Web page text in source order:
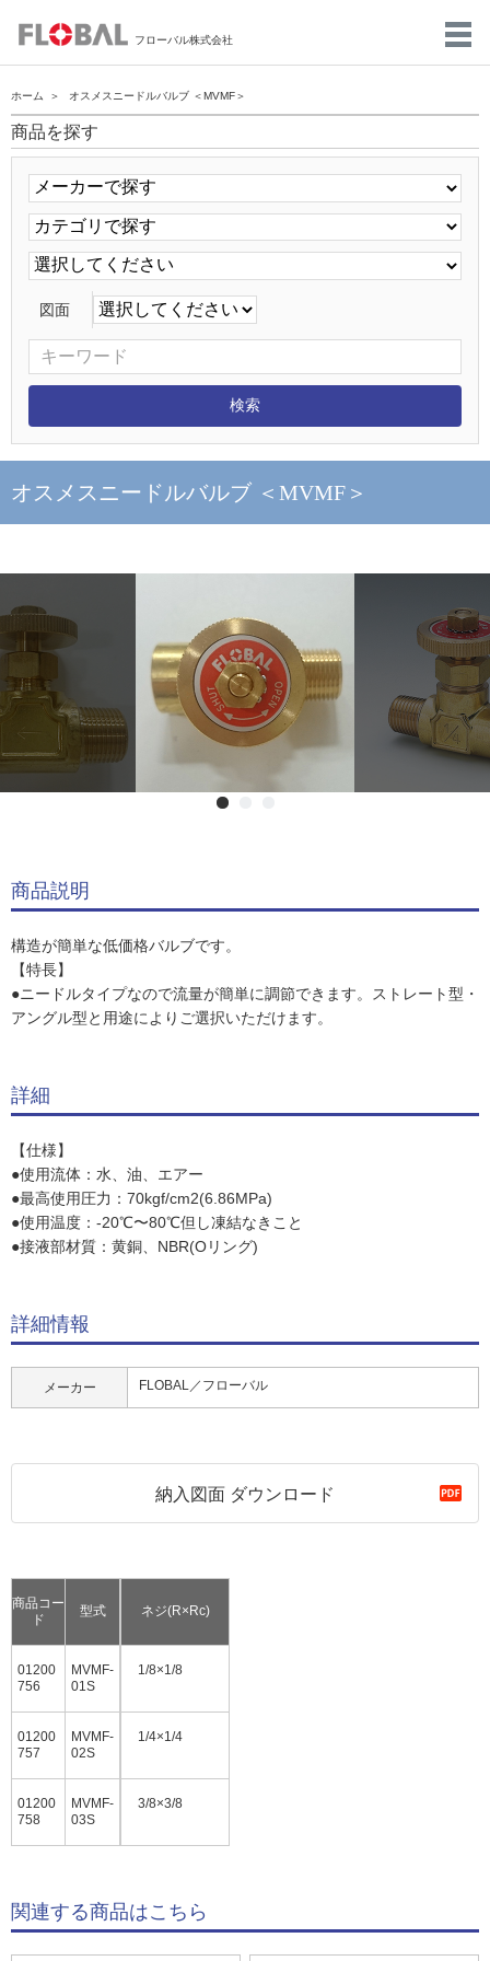
フローバル株式会社
ホーム オスメスニードルバルブ ＜MVMF＞
商品を探す
図面
オスメスニードルバルブ ＜MVMF＞
商品説明
構造が簡単な低価格バルブです。
【特長】
●ニードルタイプなので流量が簡単に調節できます。ストレート型・
アングル型と用途によりご選択いただけます。
詳細
【仕様】
●使用流体：水、油、エアー
●最高使用圧力：70kgf/cm2(6.86MPa)
●使用温度：-20℃〜80℃但し凍結なきこと
●接液部材質：黄銅、NBR(Oリング)
詳細情報
メーカー FLOBAL／フローバル
納入図面 ダウンロード
商品コー
ド
型式
01200
756
MVMF-
01S
01200
757
MVMF-
02S
01200
758
MVMF-
03S
ネジ(R×Rc)
1/8×1/8
1/4×1/4
3/8×3/8
関連する商品はこちら